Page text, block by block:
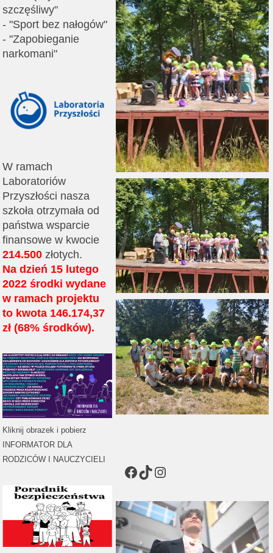
szczęśliwy"
- "Sport bez nałogów"
- "Zapobieganie
narkomani"
W ramach
Laboratoriów
Przyszłości nasza
szkoła otrzymała od
państwa wsparcie
finansowe w kwocie
214.500 złotych.
Na dzień 15 lutego
2022 środki wydane
w ramach projektu
to kwota 146.174,37
zł (68% środków).
Kliknij obrazek i pobierz
INFORMATOR DLA
RODZICÓW I NAUCZYCIELI
Facebook
TikTokInstagram